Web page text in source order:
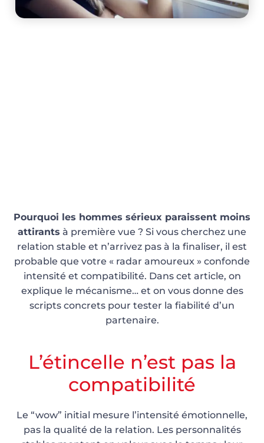
Pourquoi les hommes sérieux paraissent moins
attirants à première vue ? Si vous cherchez une
relation stable et n’arrivez pas à la finaliser, il est
probable que votre « radar amoureux » confonde
intensité et compatibilité. Dans cet article, on
explique le mécanisme… et on vous donne des
scripts concrets pour tester la fiabilité d’un
partenaire.
L’étincelle n’est pas la
compatibilité
Le “wow” initial mesure l’intensité émotionnelle,
pas la qualité de la relation. Les personnalités